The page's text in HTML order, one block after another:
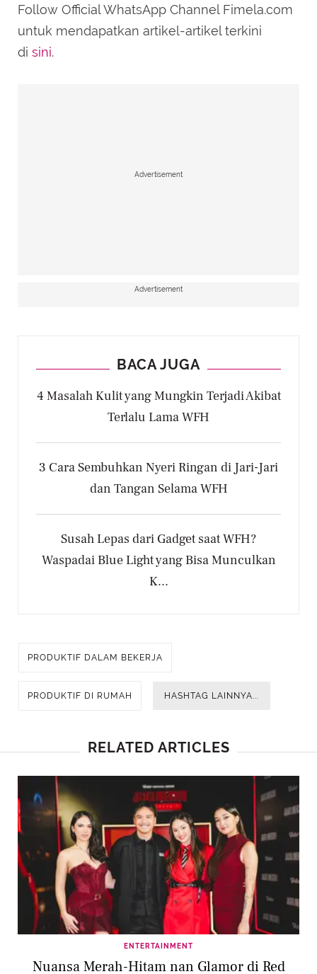
Follow Official WhatsApp Channel Fimela.com
untuk mendapatkan artikel-artikel terkini
di sini.
Advertisement
Advertisement
BACA JUGA
4 Masalah Kulit yang Mungkin Terjadi Akibat
Terlalu Lama WFH
3 Cara Sembuhkan Nyeri Ringan di Jari-Jari
dan Tangan Selama WFH
Susah Lepas dari Gadget saat WFH?
Waspadai Blue Light yang Bisa Munculkan
K...
PRODUKTIF DALAM BEKERJA
PRODUKTIF DI RUMAH HASHTAG LAINNYA...
RELATED ARTICLES
ENTERTAINMENT
Nuansa Merah-Hitam nan Glamor di Red